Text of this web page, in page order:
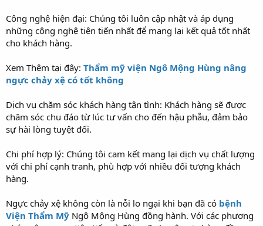
Công nghệ hiện đại: Chúng tôi luôn cập nhật và áp dụng
những công nghệ tiên tiến nhất để mang lại kết quả tốt nhất
cho khách hàng.
Xem Thêm tại đây: Thẩm mỹ viện Ngô Mộng Hùng nâng
ngực chảy xệ có tốt không
Dịch vụ chăm sóc khách hàng tận tình: Khách hàng sẽ được
chăm sóc chu đáo từ lúc tư vấn cho đến hậu phẫu, đảm bảo
sự hài lòng tuyệt đối.
Chi phí hợp lý: Chúng tôi cam kết mang lại dịch vụ chất lượng
với chi phí cạnh tranh, phù hợp với nhiều đối tượng khách
hàng.
Ngực chảy xệ không còn là nỗi lo ngại khi bạn đã có bệnh
Viện Thẩm Mỹ Ngô Mộng Hùng đồng hành. Với các phương